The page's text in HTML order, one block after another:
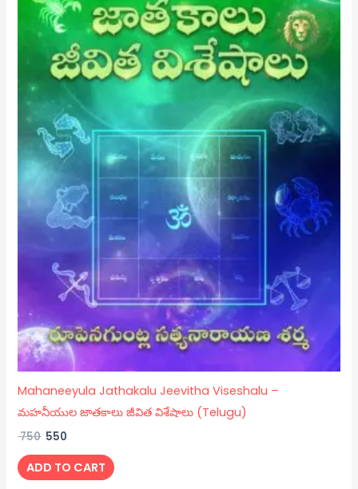
Mahaneeyula Jathakalu Jeevitha Viseshalu –
మహనీయుల జాతకాలు జీవిత విశేషాలు (Telugu)
750 550
ADD TO CART